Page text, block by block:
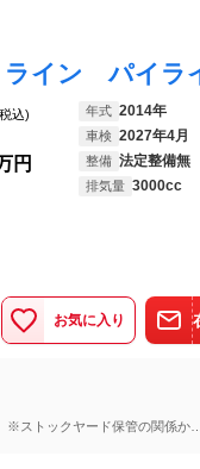
込)
円
年式 2014年
車検 2027年4月
整備 法定整備無
排気量 3000cc
お気に入り
トックヤード保管の関係から